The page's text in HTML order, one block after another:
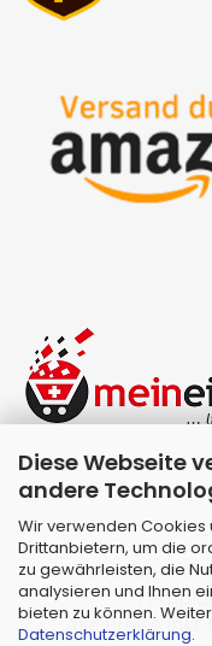
Diese Webseite
andere
Wir verwenden
Drittanbietern, um die
zu gewährleisten, die
analysieren und Ihnen
bieten zu können.
Datenschutzerklärung.
Webshop
Alle Preise